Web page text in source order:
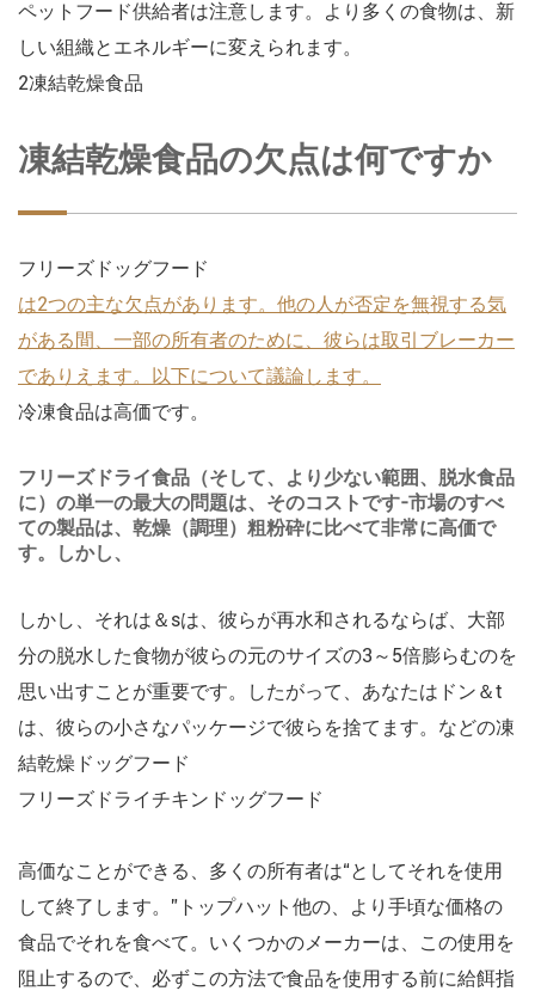
ペットフード供給者は注意します。より多くの食物は、新
しい組織とエネルギーに変えられます。
2凍結乾燥食品
凍結乾燥食品の欠点は何ですか
フリーズドッグフード
は2つの主な欠点があります。他の人が否定を無視する気
がある間、一部の所有者のために、彼らは取引ブレーカー
でありえます。以下について議論します。
冷凍食品は高価です。
フリーズドライ食品（そして、より少ない範囲、脱水食品
に）の単一の最大の問題は、そのコストです-市場のすべ
ての製品は、乾燥（調理）粗粉砕に比べて非常に高価で
す。しかし、
しかし、それは＆sは、彼らが再水和されるならば、大部
分の脱水した食物が彼らの元のサイズの3～5倍膨らむのを
思い出すことが重要です。したがって、あなたはドン＆t
は、彼らの小さなパッケージで彼らを捨てます。などの凍
結乾燥ドッグフード
フリーズドライチキンドッグフード
高価なことができる、多くの所有者は“としてそれを使用
して終了します。”トップハット他の、より手頃な価格の
食品でそれを食べて。いくつかのメーカーは、この使用を
阻止するので、必ずこの方法で食品を使用する前に給餌指